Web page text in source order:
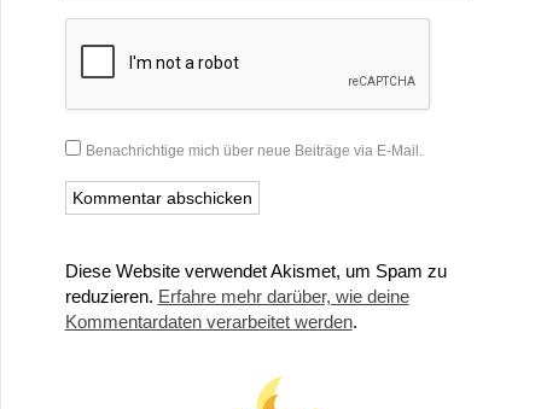
Benachrichtige mich über neue Beiträge via E-Mail.
Diese Website verwendet Akismet, um Spam zu
reduzieren. Erfahre mehr darüber, wie deine
Kommentardaten verarbeitet werden.